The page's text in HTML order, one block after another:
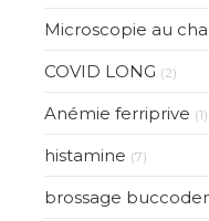
Microscopie au
COVID LONG (2)
Anémie ferriprive (1)
histamine (7)
brossage